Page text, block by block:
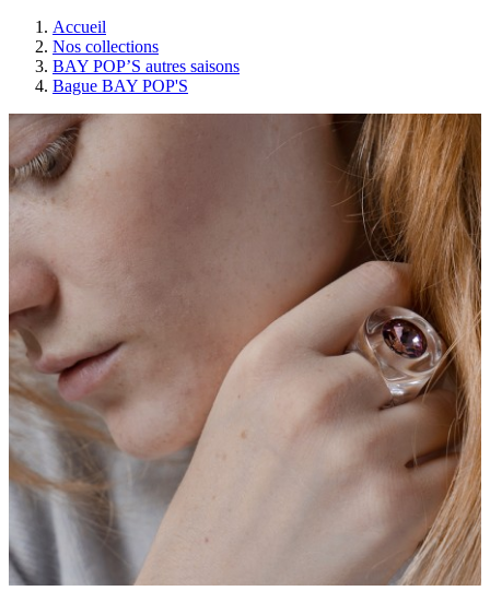
Accueil
Nos collections
BAY POP’S autres saisons
Bague BAY POP'S